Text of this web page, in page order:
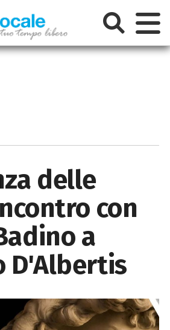
delle
con
a
D'Albertis